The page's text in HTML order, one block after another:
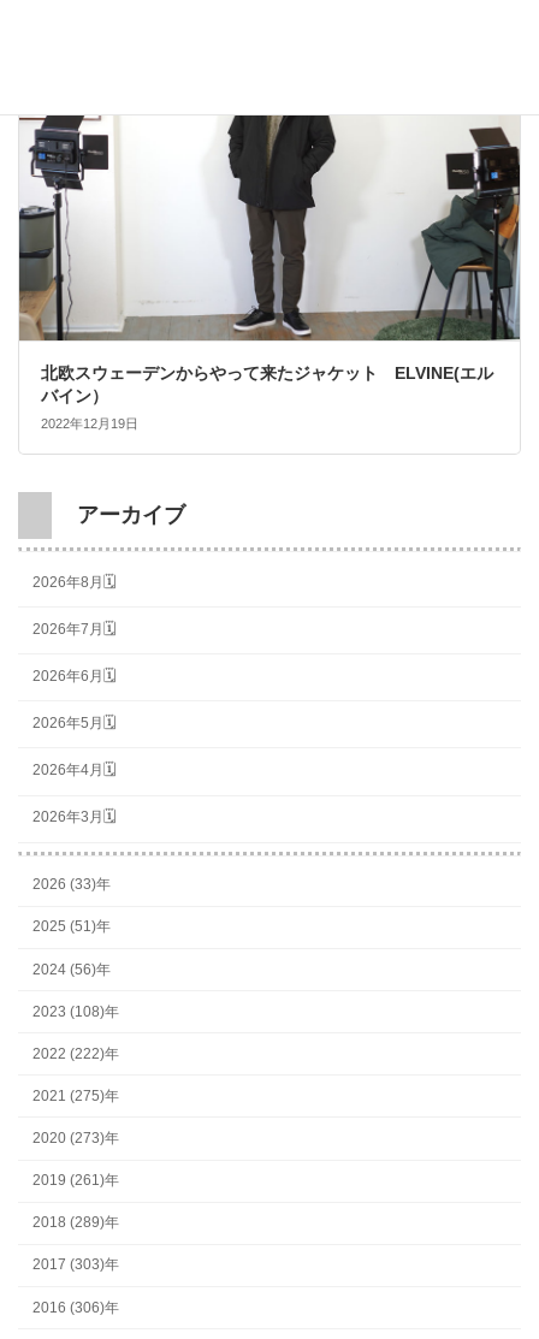
北欧スウェーデンからやって来たジャケット ELVINE(エル
バイン）
2022年12月19日
アーカイブ
2026年8月🗓
2026年7月🗓
2026年6月🗓
2026年5月🗓
2026年4月🗓
2026年3月🗓
2026 (33)年
2025 (51)年
2024 (56)年
2023 (108)年
2022 (222)年
2021 (275)年
2020 (273)年
2019 (261)年
2018 (289)年
2017 (303)年
2016 (306)年